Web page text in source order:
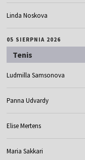
Linda Noskova
05 SIERPNIA 2026
Tenis
Ludmilla Samsonova
Panna Udvardy
Elise Mertens
Maria Sakkari